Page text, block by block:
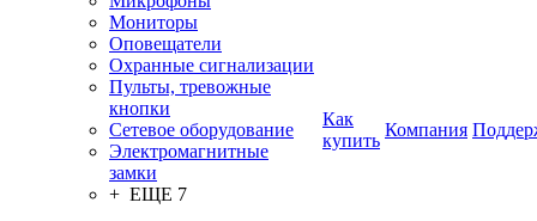
Мониторы
Оповещатели
Охранные сигнализации
Пульты, тревожные
кнопки
Сетевое оборудование
Электромагнитные
замки
+ ЕЩЕ 7
Как
купить
Компания